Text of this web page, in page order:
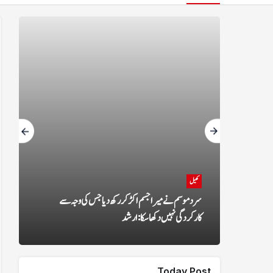
کھیل
سرد موسم نے میرا جسم اکڑ کر رکھ دیا جس کی وجہ سے
کارکردگی نہیں دکھا سکا: ارشد